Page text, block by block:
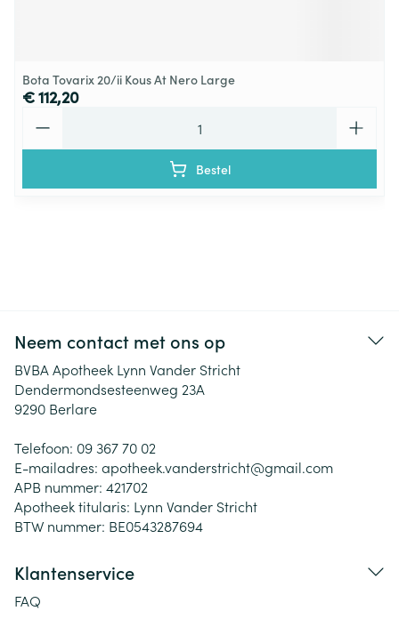
Bota Tovarix 20/ii Kous At Nero Large
€ 112,20
Bestel
Neem contact met ons op
BVBA Apotheek Lynn Vander Stricht
Dendermondsesteenweg 23A
9290 Berlare
Telefoon: 09 367 70 02
E-mailadres: apotheek.vanderstricht@gmail.com
APB nummer: 421702
Apotheek titularis: Lynn Vander Stricht
BTW nummer: BE0543287694
Klantenservice
FAQ